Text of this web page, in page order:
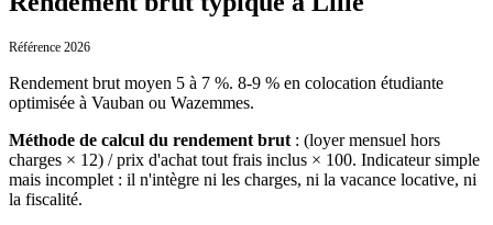
Référence 2026
Rendement brut moyen 5 à 7 %. 8-9 % en colocation étudiante
optimisée à Vauban ou Wazemmes.
Méthode de calcul du rendement brut : (loyer mensuel hors
charges × 12) / prix d'achat tout frais inclus × 100. Indicateur simple
mais incomplet : il n'intègre ni les charges, ni la vacance locative, ni
la fiscalité.